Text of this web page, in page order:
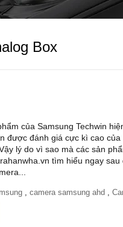
Box
của Samsung Techwin
được đánh giá cực kì cao
lý do vì sao mà các sản
tìm hiểu ngay
, camera samsung ahd ,